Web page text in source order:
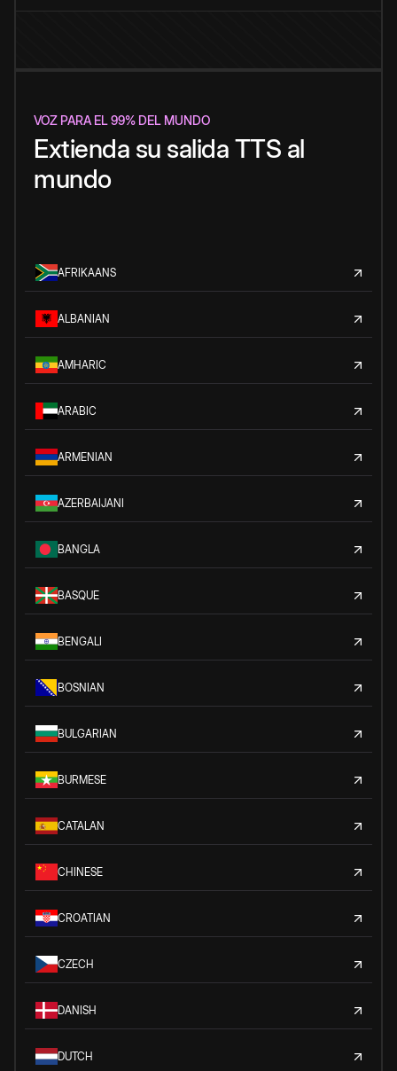
VOZ PARA EL 99% DEL MUNDO
Extienda su salida TTS al
mundo
AFRIKAANS
ALBANIAN
AMHARIC
ARABIC
ARMENIAN
AZERBAIJANI
BANGLA
BASQUE
BENGALI
BOSNIAN
BULGARIAN
BURMESE
CATALAN
CHINESE
CROATIAN
CZECH
DANISH
DUTCH